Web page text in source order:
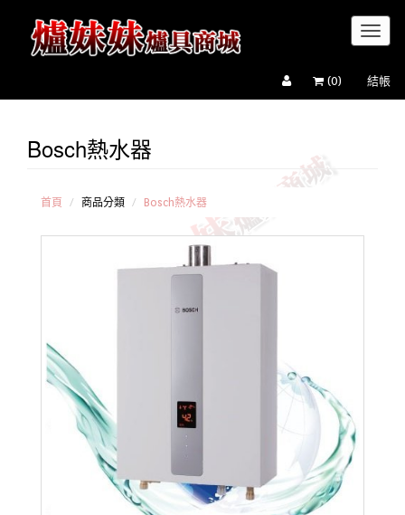
(0) 結帳
Bosch
Bosch熱水器
首頁 商品分類 Bosch熱水器